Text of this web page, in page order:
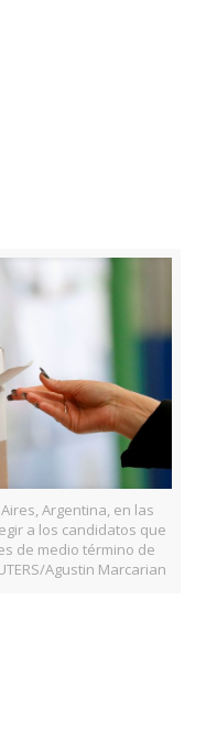
Argentina, en las
a los candidatos que
de medio término de
Agustin Marcarian